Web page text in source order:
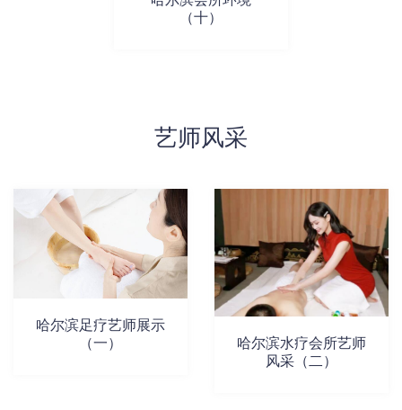
（十）
艺师风采
哈尔滨足疗艺师展示
（一）
哈尔滨水疗会所艺师
风采（二）